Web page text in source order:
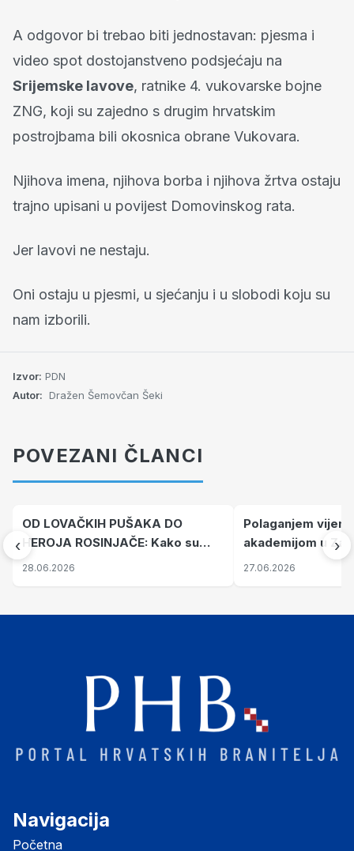
A odgovor bi trebao biti jednostavan: pjesma i
video spot dostojanstveno podsjećaju na
Srijemske lavove, ratnike 4. vukovarske bojne
ZNG, koji su zajedno s drugim hrvatskim
postrojbama bili okosnica obrane Vukovara.
Njihova imena, njihova borba i njihova žrtva ostaju
trajno upisani u povijest Domovinskog rata.
Jer lavovi ne nestaju.
Oni ostaju u pjesmi, u sjećanju i u slobodi koju su
nam izborili.
Izvor: PDN
Autor: Dražen Šemovčan Šeki
POVEZANI ČLANCI
‹
OD LOVAČKIH PUŠAKA DO
HEROJA ROSINJAČE: Kako su
osječki dragovoljci u tenisicama
28.06.2026
Polaganjem
akademijom u
obilježena 35.
27.06.2026
›
Navigacija
Početna